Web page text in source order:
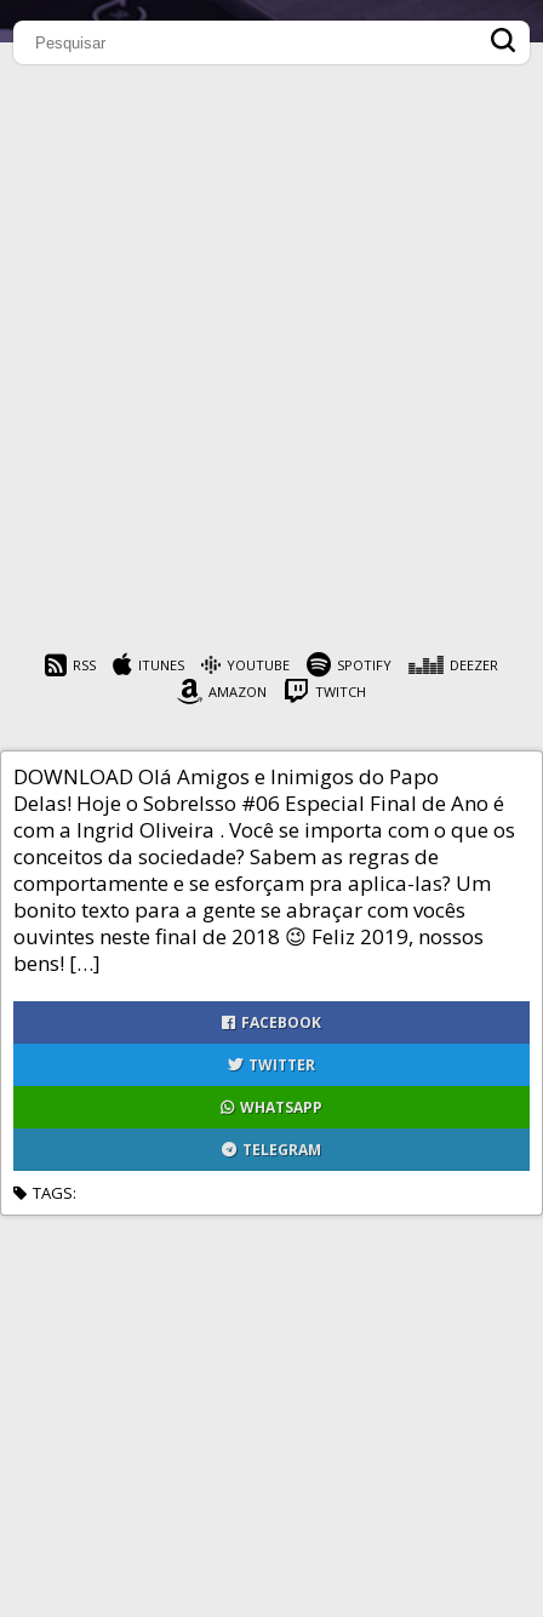
RSS ITUNES YOUTUBE SPOTIFY
DEEZER
AMAZON
TWITCH
– Use Salto!
21 de dezembro de 2018
DOWNLOAD Olá Amigos e Inimigos do Papo
Delas! Hoje o SobreIsso #06 Especial Final de Ano é
com a Ingrid Oliveira . Você se importa com o que os
conceitos da sociedade? Sabem as regras de
comportamente e se esforçam pra aplica-las? Um
bonito texto para a gente se abraçar com vocês
ouvintes neste final de 2018 😉 Feliz 2019, nossos
bens! […]
FACEBOOK
TWITTER
WHATSAPP
TELEGRAM
TAGS: